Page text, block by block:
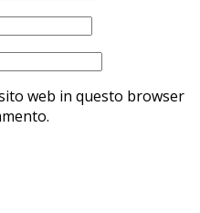
web in questo browser